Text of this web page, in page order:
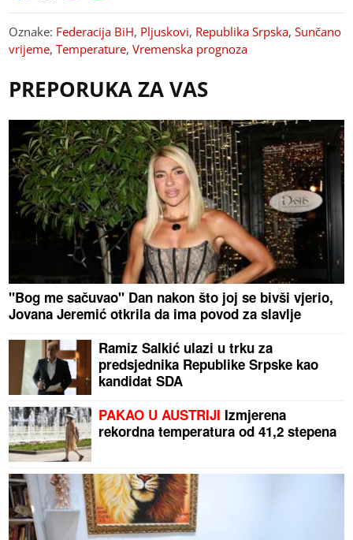
Oznake: Federacija BiH, Pljuskovi, Republika Srpska,Sunčano
vrijeme,Temperature,Vremenska prognoza
PREPORUKA ZA VAS
"Bog me sačuvao" Dan nakon što joj se bivši vjerio,
Jovana Jeremić otkrila da ima povod za slavlje
Ramiz Salkić ulazi u trku za
predsjednika Republike Srpske kao
kandidat SDA
PAKAO U AUSTRIJI Izmjerena
rekordna temperatura od 41,2 stepena